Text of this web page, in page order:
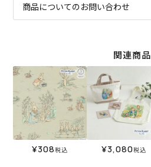
商品についてのお問い合わせ
関連商品
¥308税込 ¥3,080税込